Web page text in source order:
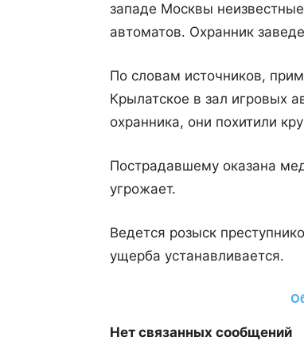
западе Москвы
автоматов. Охранник
По словам источников,
Крылатское в зал игровых
охранника, они похитили
Пострадавшему оказана
угрожает.
Ведется розыск
ущерба устанавливается.
Нет связанных сообщений